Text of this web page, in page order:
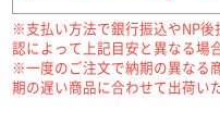
※支払い方法で銀行振込やNP後
認によって上記目安と異なる場
※一度のご注文で納期の異なる
期の遅い商品に合わせて出荷い